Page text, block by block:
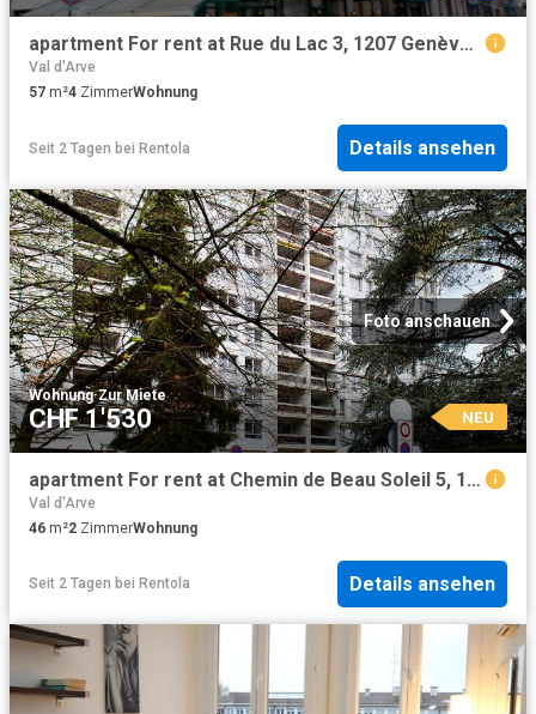
apartment For rent at Rue du Lac 3, 1207 Genève 15
Val d'Arve
57 m²4 ZimmerWohnung
Seit 2 Tagen bei Rentola Details ansehen
Foto anschauen
Wohnung·Zur Miete
CHF 1'530 NEU
apartment For rent at Chemin de Beau Soleil 5, 1206 Genève
Val d'Arve
46 m²2 ZimmerWohnung
Seit 2 Tagen bei Rentola Details ansehen